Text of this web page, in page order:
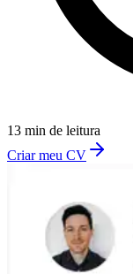
13 min de leitura
Criar meu CV